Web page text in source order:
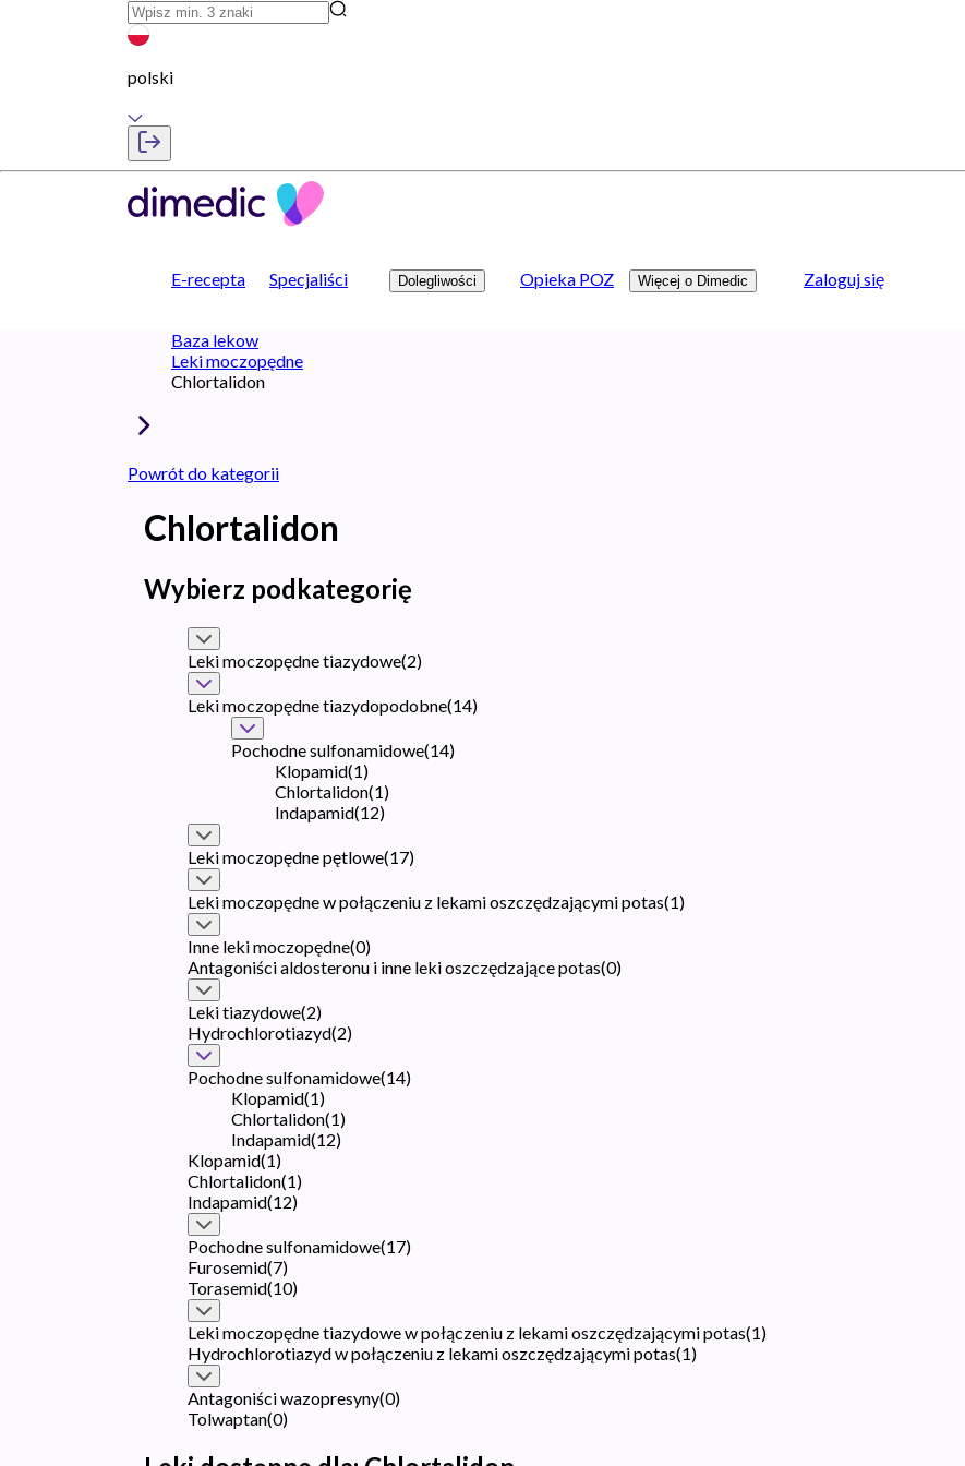
polski
E-recepta Specjaliści Dolegliwości Opieka POZ Więcej o Dimedic Zaloguj się
Baza lekow
Leki moczopędne
Chlortalidon
Powrót do kategorii
Chlortalidon
Wybierz podkategorię
Leki moczopędne tiazydowe(2)
Leki moczopędne tiazydopodobne(14)
Pochodne sulfonamidowe(14)
Klopamid(1)
Chlortalidon(1)
Indapamid(12)
Leki moczopędne pętlowe(17)
Leki moczopędne w połączeniu z lekami oszczędzającymi potas(1)
Inne leki moczopędne(0)
Antagoniści aldosteronu i inne leki oszczędzające potas(0)
Leki tiazydowe(2)
Hydrochlorotiazyd(2)
Pochodne sulfonamidowe(14)
Klopamid(1)
Chlortalidon(1)
Indapamid(12)
Klopamid(1)
Chlortalidon(1)
Indapamid(12)
Pochodne sulfonamidowe(17)
Furosemid(7)
Torasemid(10)
Leki moczopędne tiazydowe w połączeniu z lekami oszczędzającymi potas(1)
Hydrochlorotiazyd w połączeniu z lekami oszczędzającymi potas(1)
Antagoniści wazopresyny(0)
Tolwaptan(0)